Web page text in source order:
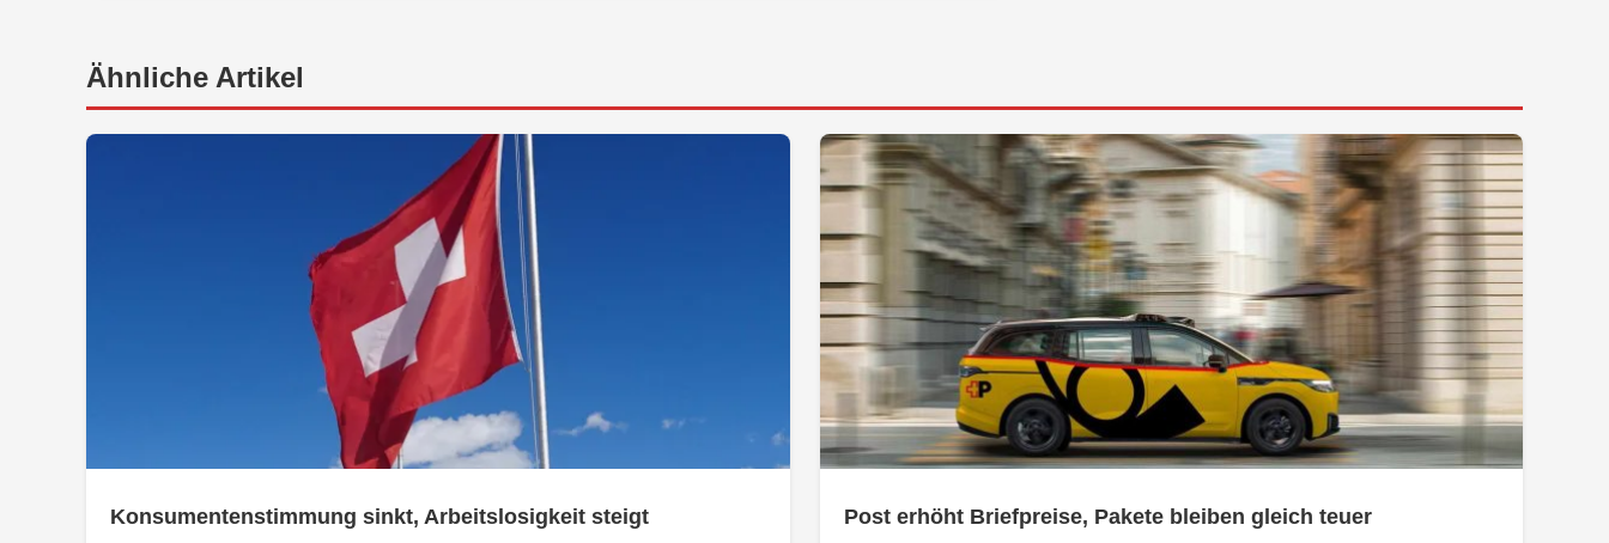
Ähnliche Artikel
Konsumentenstimmung sinkt, Arbeitslosigkeit steigt Post erhöht Briefpreise, Pakete bleiben gleich teuer